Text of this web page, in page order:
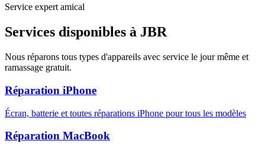
Service expert amical
Services disponibles à JBR
Nous réparons tous types d'appareils avec service le jour même et
ramassage gratuit.
Réparation iPhone
Écran, batterie et toutes réparations iPhone pour tous les modèles
Réparation MacBook